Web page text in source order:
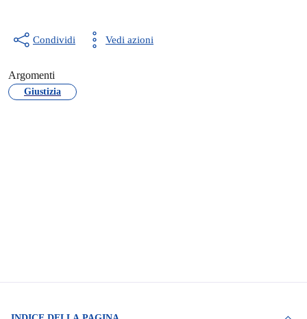
Condividi Vedi azioni
Argomenti
Giustizia